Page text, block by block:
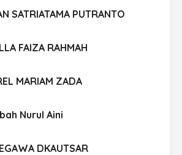
SATRIATAMA PUTRANTO
FAIZA RAHMAH
MARIAM ZADA
Nurul Aini
DKAUTSAR